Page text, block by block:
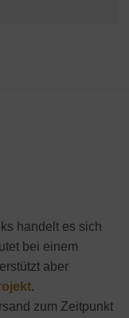
handelt es sich
bei einem
aber
.
zum Zeitpunkt